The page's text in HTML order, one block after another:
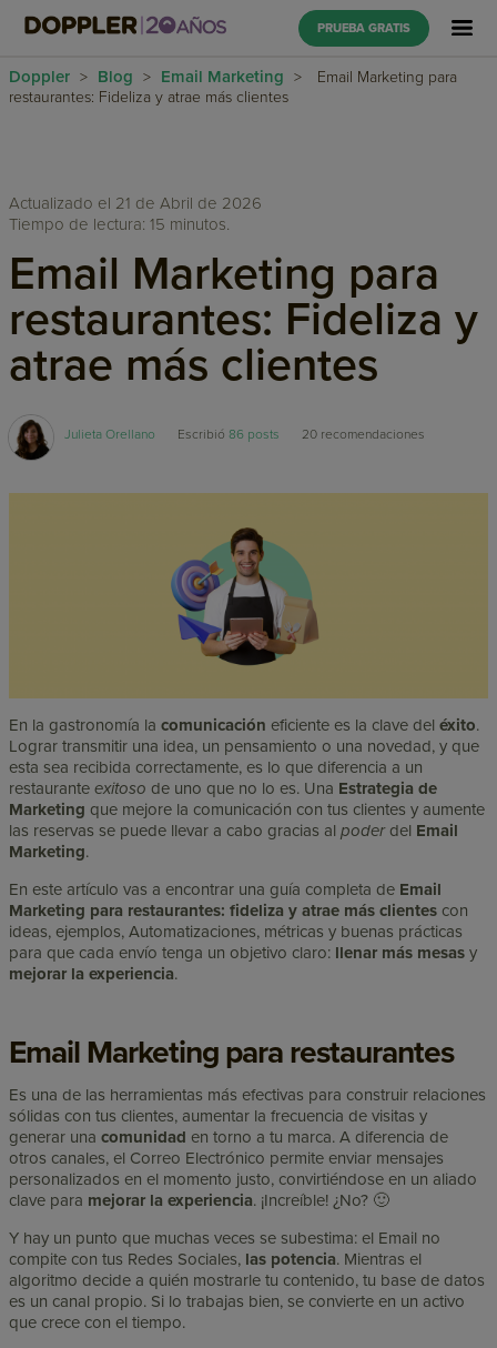
PRUEBA GRATIS
Doppler > Blog > Email Marketing >
Email Marketing para
restaurantes: Fideliza y atrae más clientes
Actualizado el 21 de Abril de 2026
Tiempo de lectura: 15 minutos.
Email Marketing para
restaurantes: Fideliza y
atrae más clientes
Julieta Orellano Escribió 86 posts 20 recomendaciones
En la gastronomía lacomunicación eficiente es la clave deléxito.
Lograr transmitir una idea, un pensamiento o una novedad, y que
esta sea recibida correctamente, es lo que diferencia a un
restauranteexitoso de uno que no lo es. Una Estrategia de
Marketing que mejore la comunicación con tus clientes y aumente
las reservas se puede llevar a cabo gracias alpoder del Email
Marketing.
En este artículo vas a encontrar una guía completa de Email
Marketing para restaurantes: fideliza y atrae más clientes con
ideas, ejemplos, Automatizaciones, métricas y buenas prácticas
para que cada envío tenga un objetivo claro: llenar más mesas y
mejorar la experiencia.
Email Marketing para restaurantes
Es una de las herramientas más efectivas para construir relaciones
sólidas con tus clientes, aumentar la frecuencia de visitas y
generar unacomunidad en torno a tu marca. A diferencia de
otros canales, el Correo Electrónico permite enviar mensajes
personalizados en el momento justo, convirtiéndose en un aliado
clave para mejorar la experiencia. ¡Increíble! ¿No? 🙂
Y hay un punto que muchas veces se subestima: el Email no
compite con tus Redes Sociales, las potencia. Mientras el
algoritmo decide a quién mostrarle tu contenido, tu base de datos
es un canal propio. Si lo trabajas bien, se convierte en un activo
que crece con el tiempo.